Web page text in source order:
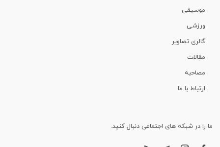
موسیقی
ورزشی
گالری تصاویر
مقالات
مصاحبه
ارتباط با ما
ما را در شبکه های اجتماعی دنبال کنید.